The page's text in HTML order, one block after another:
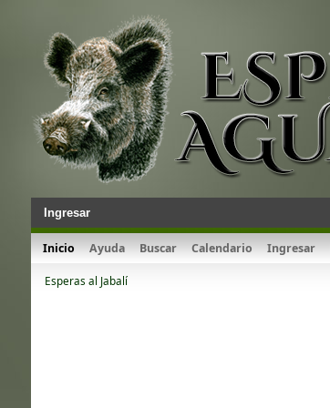
Ingresar
Inicio Ayuda Buscar Calendario Ingresar
Esperas al Jabalí